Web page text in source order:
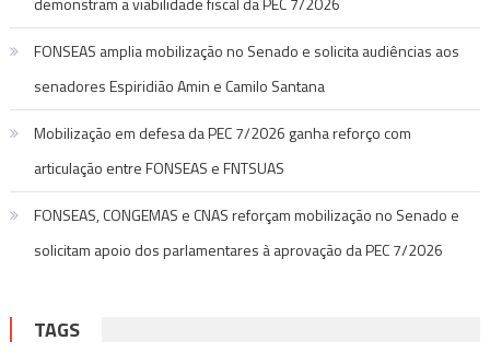
FONSEAS amplia mobilização no Senado e solicita audiências aos
senadores Espiridião Amin e Camilo Santana
Mobilização em defesa da PEC 7/2026 ganha reforço com
articulação entre FONSEAS e FNTSUAS
FONSEAS, CONGEMAS e CNAS reforçam mobilização no Senado e
solicitam apoio dos parlamentares à aprovação da PEC 7/2026
TAGS